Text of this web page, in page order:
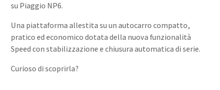
su Piaggio NP6.
Una piattaforma allestita su un autocarro compatto,
pratico ed economico dotata della nuova funzionalità
Speed con stabilizzazione e chiusura automatica di serie.
Curioso di scoprirla?